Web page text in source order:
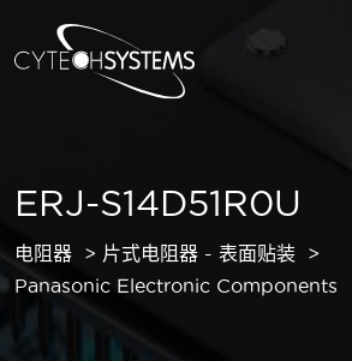
ERJ-S14D51R0U
电阻器
片式电阻器 - 表面贴装
Panasonic Electronic Components